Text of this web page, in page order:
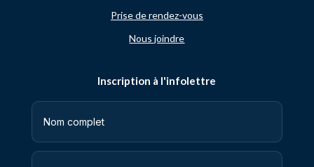
Prise de rendez-vous
Nous joindre
Inscription à l'infolettre